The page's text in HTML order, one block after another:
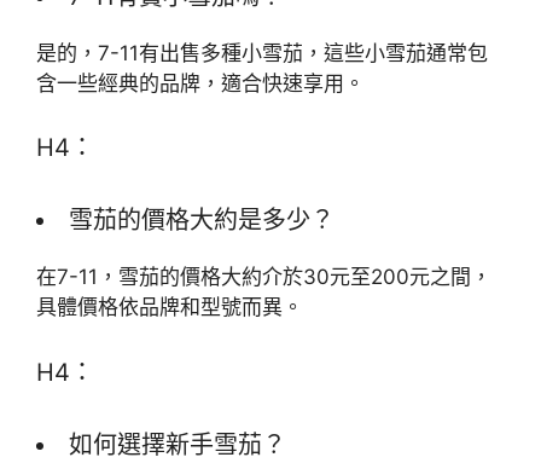
是的，7-11有出售多種小雪茄，這些小雪茄通常包
含一些經典的品牌，適合快速享用。
H4：
雪茄的價格大約是多少？
在7-11，雪茄的價格大約介於30元至200元之間，
具體價格依品牌和型號而異。
H4：
如何選擇新手雪茄？